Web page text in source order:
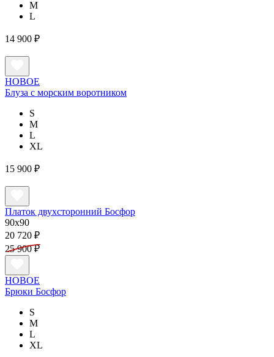
M
L
14 900 ₽
НОВОЕ
Блуза с морским воротником
S
M
L
XL
15 900 ₽
Платок двухсторонний Босфор
90x90
20 720 ₽
25 900 ₽
НОВОЕ
Брюки Босфор
S
M
L
XL